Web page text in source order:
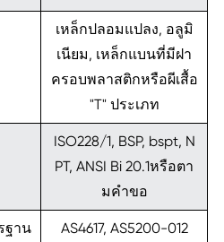
เหล็กปลอมแปลง, อลูมิ
เนียม, เหล็กแบนที่มีฝา
ครอบพลาสติกหรือผีเสื้อ
"T" ประเภท
ISO228/1, BSP, bspt, N
PT, ANSI Bi 20.1หรือตา
มคำขอ
ฐาน AS4617, AS5200-012